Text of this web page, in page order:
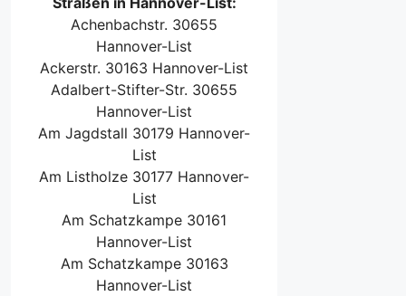
Achenbachstr. 30655
Hannover-List
Ackerstr. 30163 Hannover-List
Adalbert-Stifter-Str. 30655
Hannover-List
Am Jagdstall 30179 Hannover-
List
Am Listholze 30177 Hannover-
List
Am Schatzkampe 30161
Hannover-List
Am Schatzkampe 30163
Hannover-List